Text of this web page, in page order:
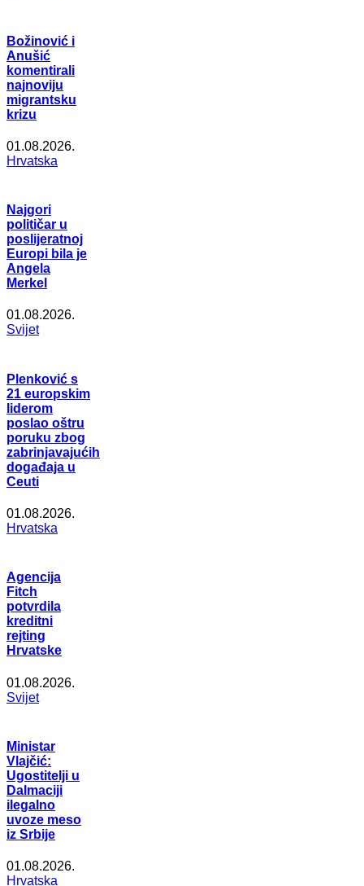
Božinović i
Anušić
komentirali
najnoviju
migrantsku
krizu
01.08.2026.
Hrvatska
Najgori
političar u
poslijeratnoj
Europi bila je
Angela
Merkel
01.08.2026.
Svijet
Plenković s
21 europskim
liderom
poslao oštru
poruku zbog
zabrinjavajućih
događaja u
Ceuti
01.08.2026.
Hrvatska
Agencija
Fitch
potvrdila
kreditni
rejting
Hrvatske
01.08.2026.
Svijet
Ministar
Vlajčić:
Ugostitelji u
Dalmaciji
ilegalno
uvoze meso
iz Srbije
01.08.2026.
Hrvatska